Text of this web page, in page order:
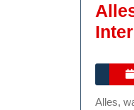
Alles, was Sie über den Magenta Speedtest wissen müssen Der Magenta Speedtest ist ein nützliches